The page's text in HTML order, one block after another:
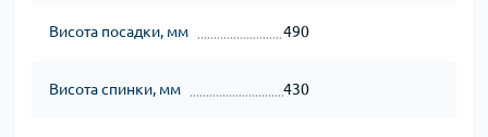
Висота посадки, мм 490
Висота спинки, мм 430